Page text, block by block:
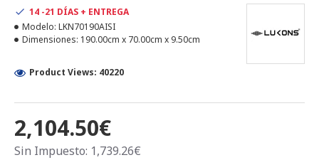
2,104.50€
Sin Impuesto: 1,739.26€
14 -21 DÍAS + ENTREGA
Modelo: LKN70190AISI
Dimensiones: 190.00cm x 70.00cm x 9.50cm
Product Views: 40220